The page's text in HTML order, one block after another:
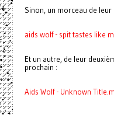
Sinon, un morceau de leur
aids wolf - spit tastes like
Et un autre, de leur
prochain :
Aids Wolf - Unknown